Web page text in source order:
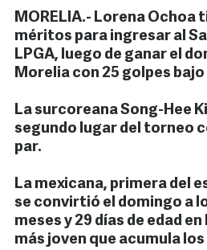
MORELIA.- Lorena Ochoa
méritos para ingresar al
LPGA, luego de ganar el
Morelia con 25 golpes bajo
La surcoreana Song-Hee
segundo lugar del torneo
par.
La mexicana, primera del
se convirtió el domingo a
meses y 29 días de edad
más joven que acumula